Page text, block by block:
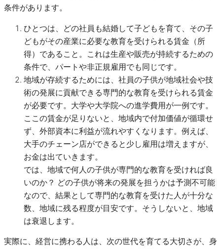
条件があります。
ひとつは、どの社員も結婚して子どもを育て、その子
どもがその産業に必要な教育を受けられる賃金（所
得）であること。これは生産や販売が持続するための
条件で、パートや非正規雇用でも同じです。
地域が存続するためには、社員の子供が地域社会や技
術の発展に貢献できる専門的な教育を受けられる賃金
が必要です。大学や大学院への進学費用が一例です。
ここの賃金が足りないと、地域内で付加価値が循環せ
ず、外部資本に利益が流れやすくなります。例えば、
大手のチェーン店ができると少し雇用は増えますが、
お金は出ていきます。
では、地域で何人の子供が専門的な教育を受ければ良
いのか？ どの子供が将来の発展を担うかは予測不可能
なので、結果として専門的な教育を受けた人が十分な
数、地域に残る程度が目安です。そうしないと、地域
は衰退します。
実際に、経営に携わる人は、次の世代を育てる大切さが、身